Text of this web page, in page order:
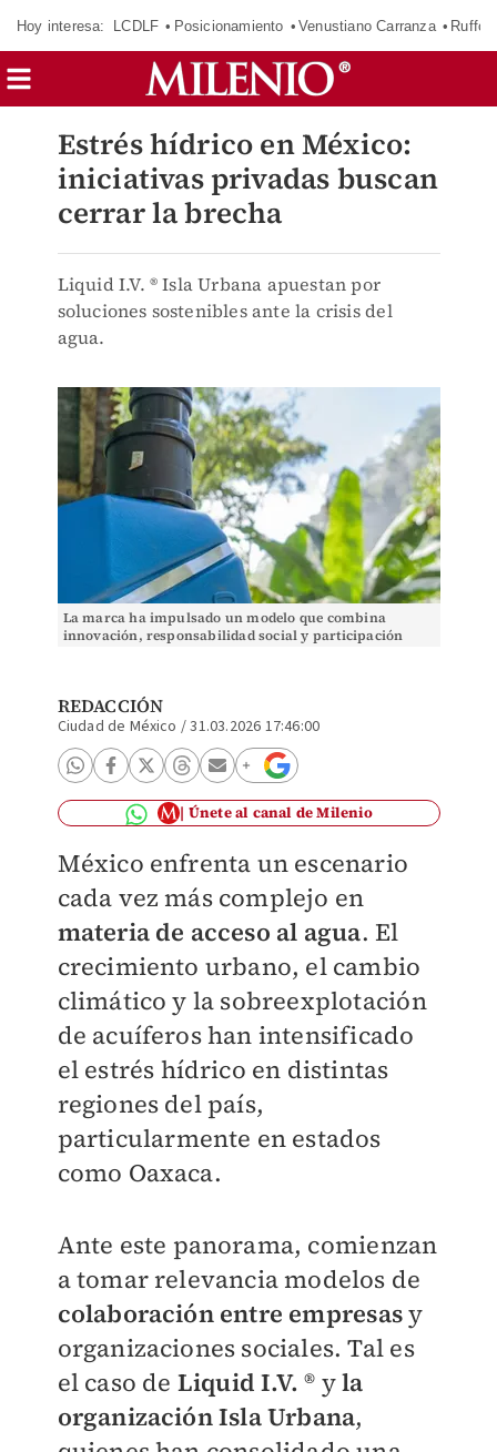
Hoy interesa: LCDLF Posicionamiento Venustiano Carranza Ruffo
Estrés hídrico en México:
iniciativas privadas buscan
cerrar la brecha
Liquid I.V. ® Isla Urbana apuestan por
soluciones sostenibles ante la crisis del
agua.
La marca ha impulsado un modelo que combina
innovación, responsabilidad social y participación
REDACCIÓN
Ciudad de México /31.03.2026 17:46:00
Únete al canal de Milenio
México enfrenta un escenario
cada vez más complejo en
materia de acceso al agua. El
crecimiento urbano, el cambio
climático y la sobreexplotación
de acuíferos han intensificado
el estrés hídrico en distintas
regiones del país,
particularmente en estados
como Oaxaca.
Ante este panorama, comienzan
a tomar relevancia modelos de
colaboración entre empresasy
organizaciones sociales. Tal es
el caso de Liquid I.V.® yla
organización Isla Urbana,